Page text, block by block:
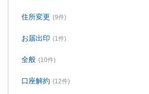
住所変更 (9件)
お届出印 (1件)
全般 (10件)
口座解約 (12件)